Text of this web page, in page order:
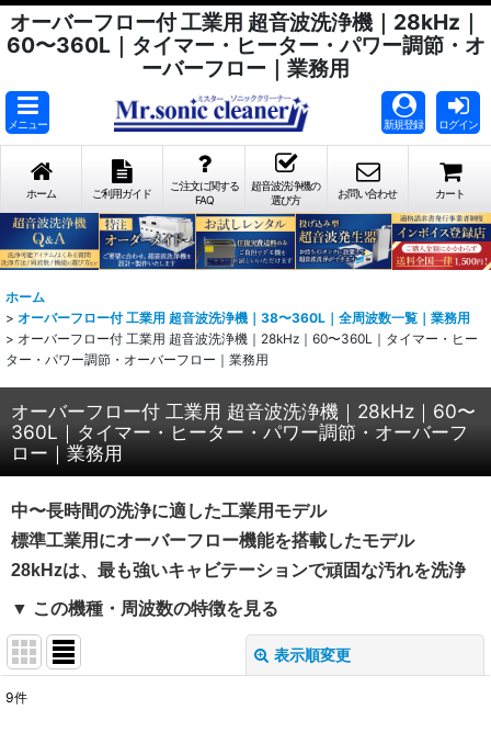
オーバーフロー付 工業用 超音波洗浄機｜28kHz｜
60〜360L｜タイマー・ヒーター・パワー調節・オ
ーバーフロー｜業務用
メニュー 新規登録 ログイン
ホーム ご利用ガイド
ご注文に関する
FAQ
超音波洗浄機の
選び方
お問い合わせ カート
ホーム
> オーバーフロー付 工業用 超音波洗浄機｜38〜360L｜全周波数一覧｜業務用
> オーバーフロー付 工業用 超音波洗浄機｜28kHz｜60〜360L｜タイマー・ヒー
ター・パワー調節・オーバーフロー｜業務用
オーバーフロー付 工業用 超音波洗浄機｜28kHz｜60〜
360L｜タイマー・ヒーター・パワー調節・オーバーフ
ロー｜業務用
中〜長時間の洗浄に適した工業用モデル
標準工業用にオーバーフロー機能を搭載したモデル
28kHzは、最も強いキャビテーションで頑固な汚れを洗浄
▼ この機種・周波数の特徴を見る
表示順変更
9件